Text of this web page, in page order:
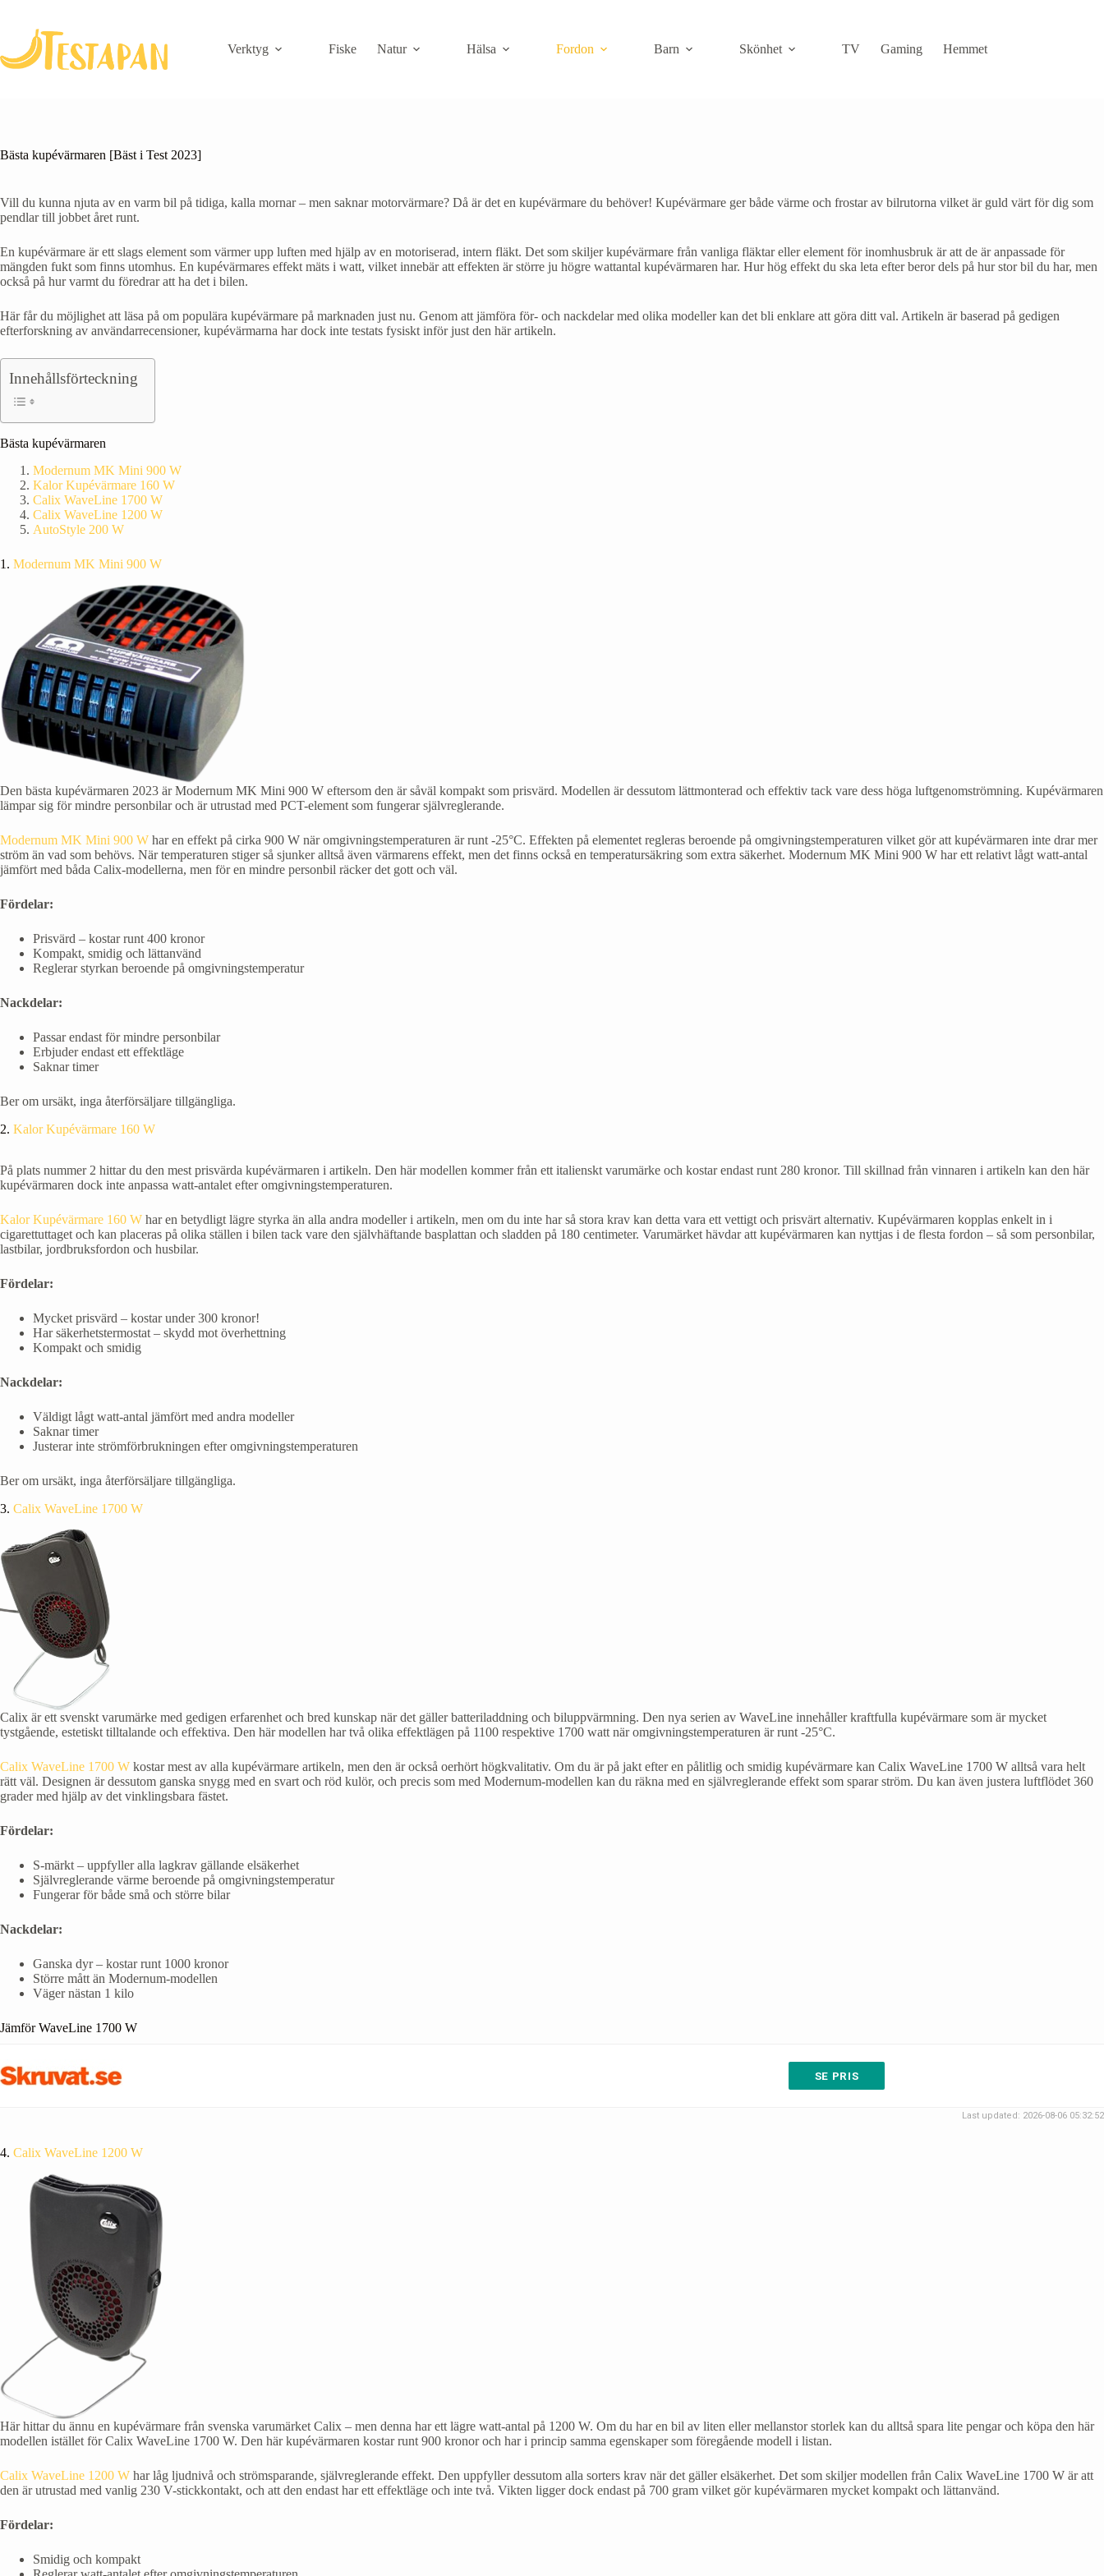
content
Verktyg
Fiske Natur Hälsa Fordon Barn Skönhet TV Gaming Hemmet
Bästa kupévärmaren [Bäst i Test 2023]
Vill du kunna njuta av en varm bil på tidiga, kalla mornar – men saknar motorvärmare? Då är det en kupévärmare du behöver! Kupévärmare ger både värme och frostar av bilrutorna vilket är guld värt för dig som
pendlar till jobbet året runt.
En kupévärmare är ett slags element som värmer upp luften med hjälp av en motoriserad, intern fläkt. Det som skiljer kupévärmare från vanliga fläktar eller element för inomhusbruk är att de är anpassade för
mängden fukt som finns utomhus. En kupévärmares effekt mäts i watt, vilket innebär att effekten är större ju högre wattantal kupévärmaren har. Hur hög effekt du ska leta efter beror dels på hur stor bil du har, men
också på hur varmt du föredrar att ha det i bilen.
Här får du möjlighet att läsa på om populära kupévärmare på marknaden just nu. Genom att jämföra för- och nackdelar med olika modeller kan det bli enklare att göra ditt val. Artikeln är baserad på gedigen
efterforskning av användarrecensioner, kupévärmarna har dock inte testats fysiskt inför just den här artikeln.
Innehållsförteckning
Bästa kupévärmaren
Modernum MK Mini 900 W
Kalor Kupévärmare 160 W
Calix WaveLine 1700 W
Calix WaveLine 1200 W
AutoStyle 200 W
1. Modernum MK Mini 900 W
Den bästa kupévärmaren 2023 är Modernum MK Mini 900 W eftersom den är såväl kompakt som prisvärd. Modellen är dessutom lättmonterad och effektiv tack vare dess höga luftgenomströmning. Kupévärmaren
lämpar sig för mindre personbilar och är utrustad med PCT-element som fungerar självreglerande.
Modernum MK Mini 900 W har en effekt på cirka 900 W när omgivningstemperaturen är runt -25°C. Effekten på elementet regleras beroende på omgivningstemperaturen vilket gör att kupévärmaren inte drar mer
ström än vad som behövs. När temperaturen stiger så sjunker alltså även värmarens effekt, men det finns också en temperatursäkring som extra säkerhet. Modernum MK Mini 900 W har ett relativt lågt watt-antal
jämfört med båda Calix-modellerna, men för en mindre personbil räcker det gott och väl.
Fördelar:
Prisvärd – kostar runt 400 kronor
Kompakt, smidig och lättanvänd
Reglerar styrkan beroende på omgivningstemperatur
Nackdelar:
Passar endast för mindre personbilar
Erbjuder endast ett effektläge
Saknar timer
Ber om ursäkt, inga återförsäljare tillgängliga.
2. Kalor Kupévärmare 160 W
På plats nummer 2 hittar du den mest prisvärda kupévärmaren i artikeln. Den här modellen kommer från ett italienskt varumärke och kostar endast runt 280 kronor. Till skillnad från vinnaren i artikeln kan den här
kupévärmaren dock inte anpassa watt-antalet efter omgivningstemperaturen.
Kalor Kupévärmare 160 W har en betydligt lägre styrka än alla andra modeller i artikeln, men om du inte har så stora krav kan detta vara ett vettigt och prisvärt alternativ. Kupévärmaren kopplas enkelt in i
cigarettuttaget och kan placeras på olika ställen i bilen tack vare den självhäftande basplattan och sladden på 180 centimeter. Varumärket hävdar att kupévärmaren kan nyttjas i de flesta fordon – så som personbilar,
lastbilar, jordbruksfordon och husbilar.
Fördelar:
Mycket prisvärd – kostar under 300 kronor!
Har säkerhetstermostat – skydd mot överhettning
Kompakt och smidig
Nackdelar:
Väldigt lågt watt-antal jämfört med andra modeller
Saknar timer
Justerar inte strömförbrukningen efter omgivningstemperaturen
Ber om ursäkt, inga återförsäljare tillgängliga.
3. Calix WaveLine 1700 W
Calix är ett svenskt varumärke med gedigen erfarenhet och bred kunskap när det gäller batteriladdning och biluppvärmning. Den nya serien av WaveLine innehåller kraftfulla kupévärmare som är mycket
tystgående, estetiskt tilltalande och effektiva. Den här modellen har två olika effektlägen på 1100 respektive 1700 watt när omgivningstemperaturen är runt -25°C.
Calix WaveLine 1700 W kostar mest av alla kupévärmare artikeln, men den är också oerhört högkvalitativ. Om du är på jakt efter en pålitlig och smidig kupévärmare kan Calix WaveLine 1700 W alltså vara helt
rätt väl. Designen är dessutom ganska snygg med en svart och röd kulör, och precis som med Modernum-modellen kan du räkna med en självreglerande effekt som sparar ström. Du kan även justera luftflödet 360
grader med hjälp av det vinklingsbara fästet.
Fördelar:
S-märkt – uppfyller alla lagkrav gällande elsäkerhet
Självreglerande värme beroende på omgivningstemperatur
Fungerar för både små och större bilar
Nackdelar:
Ganska dyr – kostar runt 1000 kronor
Större mått än Modernum-modellen
Väger nästan 1 kilo
Jämför WaveLine 1700 W
SE PRIS
Last updated: 2026-08-06 05:32:52
4. Calix WaveLine 1200 W
Här hittar du ännu en kupévärmare från svenska varumärket Calix – men denna har ett lägre watt-antal på 1200 W. Om du har en bil av liten eller mellanstor storlek kan du alltså spara lite pengar och köpa den här
modellen istället för Calix WaveLine 1700 W. Den här kupévärmaren kostar runt 900 kronor och har i princip samma egenskaper som föregående modell i listan.
Calix WaveLine 1200 W har låg ljudnivå och strömsparande, självreglerande effekt. Den uppfyller dessutom alla sorters krav när det gäller elsäkerhet. Det som skiljer modellen från Calix WaveLine 1700 W är att
den är utrustad med vanlig 230 V-stickkontakt, och att den endast har ett effektläge och inte två. Vikten ligger dock endast på 700 gram vilket gör kupévärmaren mycket kompakt och lättanvänd.
Fördelar:
Smidig och kompakt